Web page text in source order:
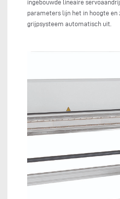
ingebouwde lineaire
parameters lijn het in hoogte
grijpsysteem automatisch uit.